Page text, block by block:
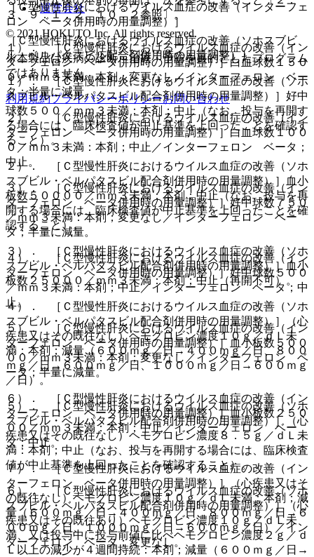
３、９．１．２、１０．２参照〕。
［Ｃ型慢性肝炎におけるウイルス血症の改善（ソホスブビ
ル・ベルパタスビル配合剤併用時の用量調整）］
１）． ［Ｃ型慢性肝炎におけるウイルス血症の改善（ソホ
スブビル・ベルパタスビル配合剤併用時の用量調整）］好中
球数５００／ｍｍ３未満：本剤；中止（なお、投与を再開す
る場合には、臨床検査値が中止基準を上回ったことを確認す
ること）。
２）． ［Ｃ型慢性肝炎におけるウイルス血症の改善（ソホ
スブビル・ベルパタスビル配合剤併用時の用量調整）］血小
板数５００００／ｍｍ３未満：本剤；中止（なお、投与を再
開する場合には、臨床検査値が中止基準を上回ったことを確
認すること）。
３）． ［Ｃ型慢性肝炎におけるウイルス血症の改善（ソホ
スブビル・ベルパタスビル配合剤併用時の用量調整）］血小
板数２５０００／ｍｍ３未満：本剤；中止（再開不可）。
４）． ［Ｃ型慢性肝炎におけるウイルス血症の改善（ソホ
スブビル・ベルパタスビル配合剤併用時の用量調整）］（心
疾患又はその既往なし）ヘモグロビン濃度１０ｇ／ｄＬ未
満：本剤；減量（６００ｍｇ／日→４００ｍｇ／日、８００
ｍｇ／日→６００ｍｇ／日、１０００ｍｇ／日→６００ｍｇ
／日）。
５）． ［Ｃ型慢性肝炎におけるウイルス血症の改善（ソホ
スブビル・ベルパタスビル配合剤併用時の用量調整）］（心
疾患又はその既往なし）ヘモグロビン濃度８．５ｇ／ｄＬ未
満：本剤；中止（なお、投与を再開する場合には、臨床検査
値が中止基準を上回ったことを確認すること）。
６）． ［Ｃ型慢性肝炎におけるウイルス血症の改善（ソホ
スブビル・ベルパタスビル配合剤併用時の用量調整）］（心
疾患又はその既往あり）ヘモグロビン濃度１０ｇ／ｄＬ未
満、又は投与中に投与前値に比べヘモグロビン濃度２ｇ／ｄ
Ｌ以上の減少が４週間持続：本剤；減量（６００ｍｇ／日→
［Ｃ型慢性肝炎におけるウイルス血症の改善（インターフェ
ロン ベータ併用時の用量調整）］
１）． ［Ｃ型慢性肝炎におけるウイルス血症の改善（イン
ターフェロン ベータ併用時の用量調整）］白血球数１５０
０／ｍｍ３未満：本剤；変更なし／インターフェロン ベー
タ；半量に減量。
２）． ［Ｃ型慢性肝炎におけるウイルス血症の改善（イン
ターフェロン ベータ併用時の用量調整）］白血球数１００
０／ｍｍ３未満：本剤；中止／インターフェロン ベータ；
中止。
３）． ［Ｃ型慢性肝炎におけるウイルス血症の改善（イン
ターフェロン ベータ併用時の用量調整）］好中球数７５０
／ｍｍ３未満：本剤；変更なし／インターフェロン ベー
タ；半量に減量。
４）． ［Ｃ型慢性肝炎におけるウイルス血症の改善（イン
ターフェロン ベータ併用時の用量調整）］好中球数５００
／ｍｍ３未満：本剤；中止／インターフェロン ベータ；中
止。
５）． ［Ｃ型慢性肝炎におけるウイルス血症の改善（イン
ターフェロン ベータ併用時の用量調整）］血小板数５００
００／ｍｍ３未満：本剤；変更なし／インターフェロン ベ
ータ；半量に減量。
６）． ［Ｃ型慢性肝炎におけるウイルス血症の改善（イン
ターフェロン ベータ併用時の用量調整）］血小板数２５０
００／ｍｍ３未満：本剤；中止／インターフェロン ベー
タ；中止。
７）． ［Ｃ型慢性肝炎におけるウイルス血症の改善（イン
ターフェロン ベータ併用時の用量調整）］（心疾患又はそ
の既往なし）ヘモグロビン濃度１０ｇ／ｄＬ未満：本剤；減
量（６００ｍｇ／日→４００ｍｇ／日、８００ｍｇ／日→６
００ｍｇ／日、１０００ｍｇ／日→６００ｍｇ／日）／イン
ターフェロン ベータ；変更なし。
運営会社
© 2021 HOKUTO Inc. All rights reserved.
※本製品は疾病の診断・治療・予防を目的としたプログラム
ではありません。
利用規約プライバシーポリシーお問い合わせ